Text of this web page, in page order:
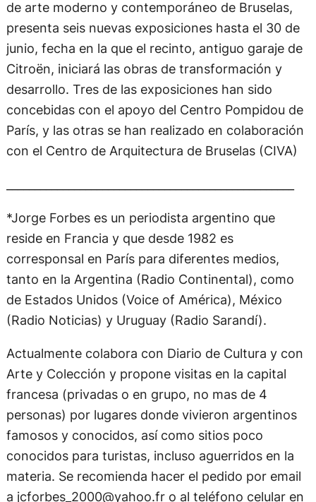
de arte moderno y contemporáneo de Bruselas,
presenta seis nuevas exposiciones hasta el 30 de
junio, fecha en la que el recinto, antiguo garaje de
Citroën, iniciará las obras de transformación y
desarrollo. Tres de las exposiciones han sido
concebidas con el apoyo del Centro Pompidou de
París, y las otras se han realizado en colaboración
con el Centro de Arquitectura de Bruselas (CIVA)
*Jorge Forbes es un periodista argentino que
reside en Francia y que desde 1982 es
corresponsal en París para diferentes medios,
tanto en la Argentina (Radio Continental), como
de Estados Unidos (Voice of América), México
(Radio Noticias) y Uruguay (Radio Sarandí).
Actualmente colabora con Diario de Cultura y con
Arte y Colección y propone visitas en la capital
francesa (privadas o en grupo, no mas de 4
personas) por lugares donde vivieron argentinos
famosos y conocidos, así como sitios poco
conocidos para turistas, incluso aguerridos en la
materia. Se recomienda hacer el pedido por email
a jcforbes_2000@yahoo.fro al teléfono celular en